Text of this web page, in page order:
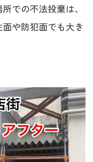
での不法投棄は、
や防犯面でも大き